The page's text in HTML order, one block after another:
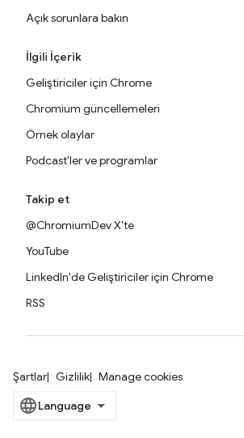
Açık sorunlara bakın
İlgili İçerik
Geliştiriciler için Chrome
Chromium güncellemeleri
Örnek olaylar
Podcast'ler ve programlar
Takip et
@ChromiumDev X'te
YouTube
LinkedIn'de Geliştiriciler için Chrome
RSS
Şartlar Gizlilik Manage cookies